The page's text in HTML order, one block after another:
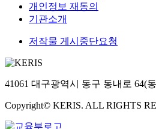
개인정보 재동의
기관소개
저작물 게시중단요청
41061 대구광역시 동구 동내로 64(
Copyright© KERIS. ALL RIGHTS